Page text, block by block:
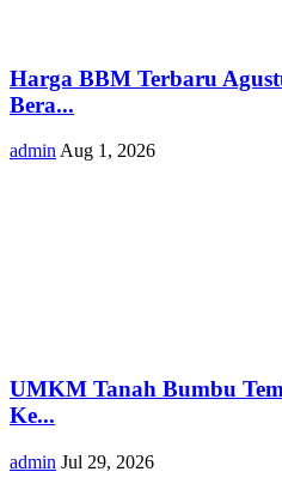
Harga BBM Terbaru
Bera...
admin Aug 1, 2026
UMKM Tanah Bumbu
Ke...
admin Jul 29, 2026